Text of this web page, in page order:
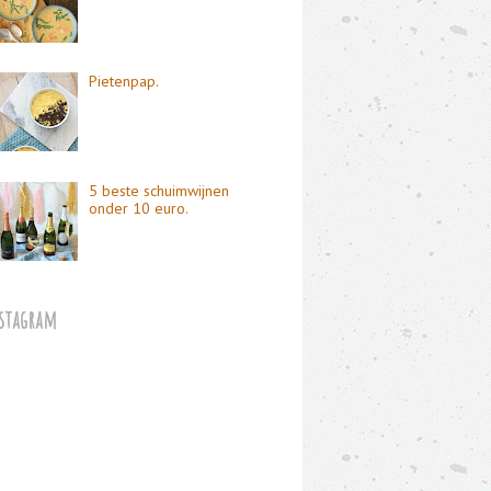
Pietenpap.
5 beste schuimwijnen
onder 10 euro.